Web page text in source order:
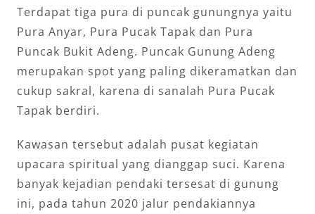
Terdapat tiga pura di puncak gunungnya yaitu
Pura Anyar, Pura Pucak Tapak dan Pura
Puncak Bukit Adeng. Puncak Gunung Adeng
merupakan spot yang paling dikeramatkan dan
cukup sakral, karena di sanalah Pura Pucak
Tapak berdiri.
Kawasan tersebut adalah pusat kegiatan
upacara spiritual yang dianggap suci. Karena
banyak kejadian pendaki tersesat di gunung
ini, pada tahun 2020 jalur pendakiannya